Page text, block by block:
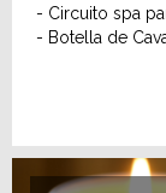
- Circuito spa
- Botella de
externos,
minutos